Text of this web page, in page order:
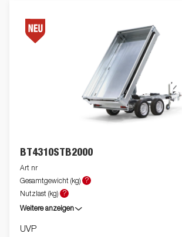
Verzurrösen sind im Stahlboden integriert.
zum z. B. mit einem Kastenaufsatz, einer
einem der anderen Zubehörteile, die in der
sind, ausgestattet werden. Der abgebildete
möglicherweise über optional erhältliche
BT4310STB2000
Art nr
Gesamtgewicht (kg)
?
Nutzlast (kg)
?
Weitere anzeigen
UVP